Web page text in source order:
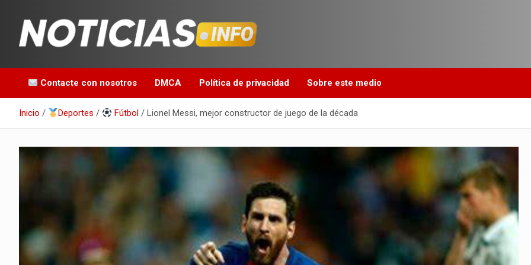
contenido
Noticias en español
Contacte con nosotros DMCA Política de privacidad Sobre este medio
Inicio Deportes Fútbol Lionel Messi, mejor constructor de juego de la década